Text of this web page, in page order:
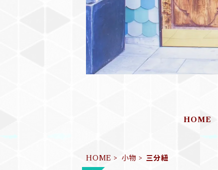
HOME
HOME 小物 三分紐